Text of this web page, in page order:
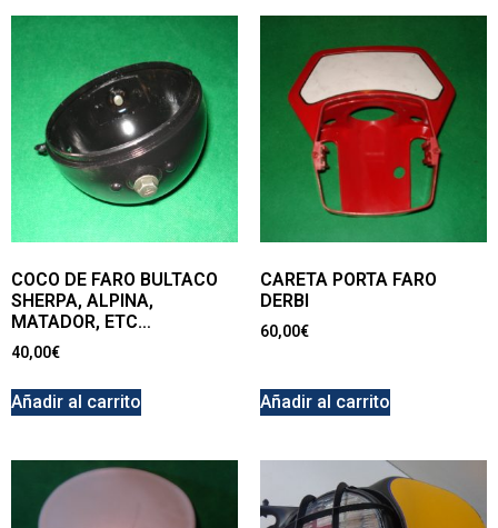
COCO DE FARO BULTACO
SHERPA, ALPINA,
MATADOR, ETC…
40,00€
Añadir al carrito
CARETA PORTA FARO
DERBI
60,00€
Añadir al carrito